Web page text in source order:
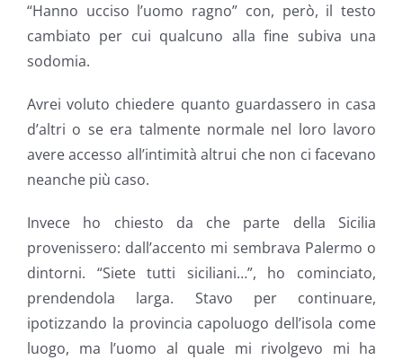
“Hanno ucciso l’uomo ragno” con, però, il testo
cambiato per cui qualcuno alla fine subiva una
sodomia.
Avrei voluto chiedere quanto guardassero in casa
d’altri o se era talmente normale nel loro lavoro
avere accesso all’intimità altrui che non ci facevano
neanche più caso.
Invece ho chiesto da che parte della Sicilia
provenissero: dall’accento mi sembrava Palermo o
dintorni. “Siete tutti siciliani…”, ho cominciato,
prendendola larga. Stavo per continuare,
ipotizzando la provincia capoluogo dell’isola come
luogo, ma l’uomo al quale mi rivolgevo mi ha